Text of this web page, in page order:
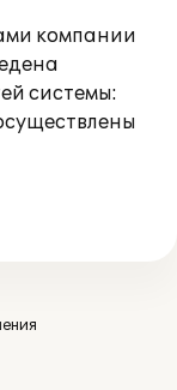
компании
системы: